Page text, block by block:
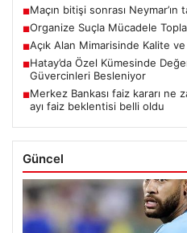
■Maçın bitişi sonrası
■Organize Suçla Mücadele
■Açık Alan Mimarisinde Kalite ve
■Hatay’da Özel Kümesinde
Güvercinleri Besleniyor
■Merkez Bankası faiz kararı ne
ayı faiz beklentisi belli oldu
Güncel